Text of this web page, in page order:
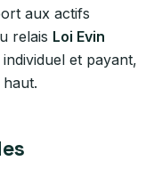
aux actifs
relais Loi Evin
et payant,